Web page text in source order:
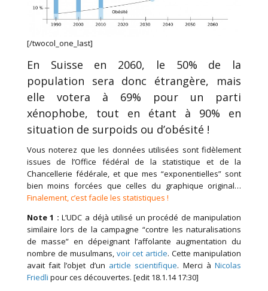
[/twocol_one_last]
En Suisse en 2060, le 50% de la
population sera donc étrangère, mais
elle votera à 69% pour un parti
xénophobe, tout en étant à 90% en
situation de surpoids ou d’obésité !
Vous noterez que les données utilisées sont fidèlement
issues de l’Office fédéral de la statistique et de la
Chancellerie fédérale, et que mes “exponentielles” sont
bien moins forcées que celles du graphique original…
Finalement, c’est facile les statistiques !
Note 1 :L’UDC a déjà utilisé un procédé de manipulation
similaire lors de la campagne “contre les naturalisations
de masse” en dépeignant l’affolante augmentation du
nombre de musulmans, voir cet article. Cette manipulation
avait fait l’objet d’un article scientifique. Merci àNicolas
Friedli pour ces découvertes. [edit 18.1.14 17:30]